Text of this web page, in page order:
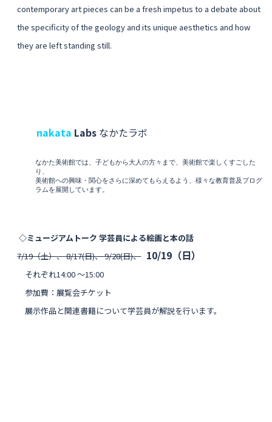
contemporary art pieces can be a fresh impetus to a debate about
the specificity of the geology and its unique aesthetics and how
they are left standing still.
nakata Labs なかたラボ
なかた美術館では、子どもから大人の方々まで、美術館で楽しくすごした
り、
美術館への興味・関心をさらに深めてもらえるよう、様々な教育普及プログ
ラムを展開しています。
◇ミュージアムトーク 学芸員による絵画と本の話
7/19（土）、 8/17(日)、 9/28(日)、 10/19（日）
それぞれ14:00 〜15:00
参加費：展覧会チケット
展示作品と関連書籍について学芸員が解説を行います。